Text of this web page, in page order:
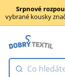
Srpnové
vybrané kousky